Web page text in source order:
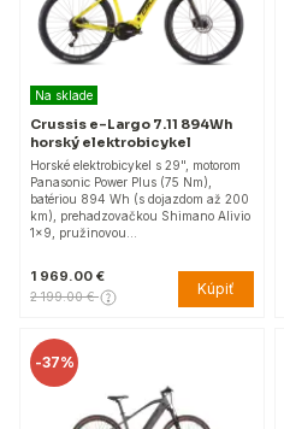
Na sklade
Crussis e-Largo 7.11 894Wh
horský elektrobicykel
Horské elektrobicykel s 29", motorom
Panasonic Power Plus (75 Nm),
batériou 894 Wh (s dojazdom až 200
km), prehadzovačkou Shimano Alivio
1x9, pružinovou…
1 969.00 €
2 199.00 € Kúpiť
-37%